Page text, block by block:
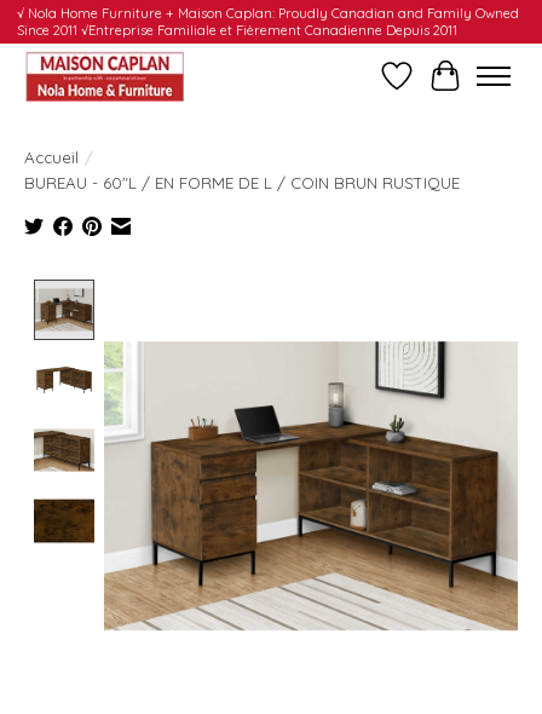
√ Nola Home Furniture + Maison Caplan: Proudly Canadian and Family Owned
Since 2011 √Entreprise Familiale et Fièrement Canadienne Depuis 2011
Liste dePanier
Accueil /
BUREAU - 60"L / EN FORME DE L / COIN BRUN RUSTIQUE